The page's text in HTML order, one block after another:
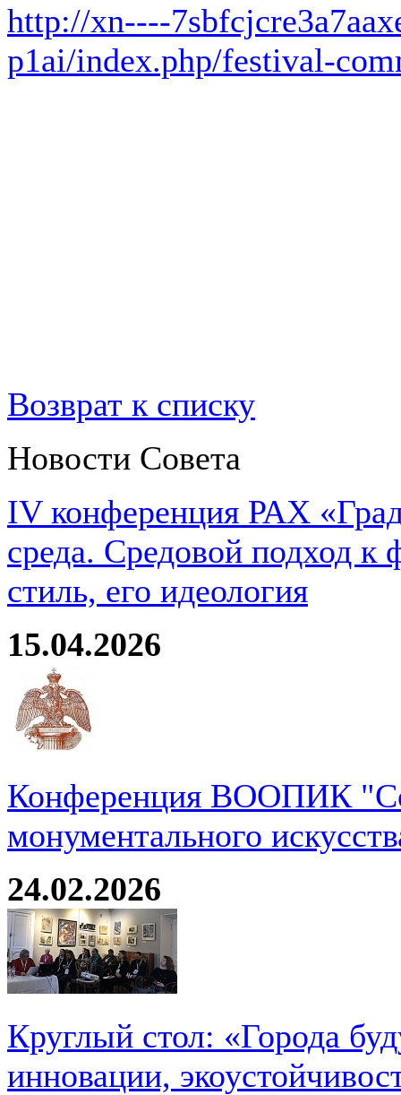
http://xn----
p1ai/index.php/festival-
Возврат к списку
Новости Совета
IV конференция РАХ
среда. Средовой подход
стиль, его идеология
15.04.2026
Конференция ВООПИК
монументального
24.02.2026
Круглый стол: «Города
инновации,